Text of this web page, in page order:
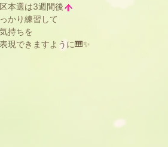
本選は3週間後
かり練習して
持ちを
現できますように🎹✨